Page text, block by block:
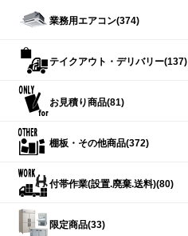
業務用エアコン(374)
テイクアウト・デリバリー(137)
お見積り商品(81)
棚板・その他商品(372)
付帯作業(設置.廃棄.送料)(80)
限定商品(33)